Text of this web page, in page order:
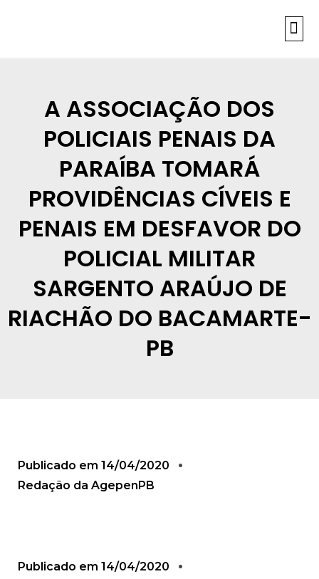
A ASSOCIAÇÃO DOS
POLICIAIS PENAIS DA
PARAÍBA TOMARÁ
PROVIDÊNCIAS CÍVEIS E
PENAIS EM DESFAVOR DO
POLICIAL MILITAR
SARGENTO ARAÚJO DE
RIACHÃO DO BACAMARTE-
PB
Publicado em 14/04/2020
Redação da AgepenPB
Publicado em 14/04/2020